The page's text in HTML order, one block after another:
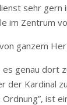
sehr gern
im Zentrum
ganzem
es genau dort
der Kardinal
ist